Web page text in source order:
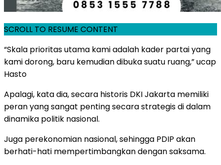
SCROLL TO RESUME CONTENT
“Skala prioritas utama kami adalah kader partai yang
kami dorong, baru kemudian dibuka suatu ruang,” ucap
Hasto
Apalagi, kata dia, secara historis DKI Jakarta memiliki
peran yang sangat penting secara strategis di dalam
dinamika politik nasional.
Juga perekonomian nasional, sehingga PDIP akan
berhati-hati mempertimbangkan dengan saksama.